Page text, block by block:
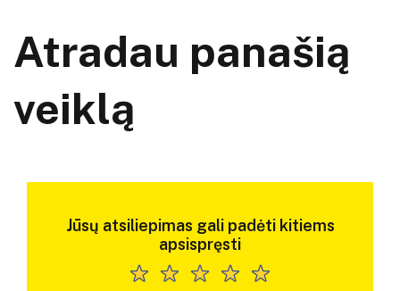
Atradau panašią
veiklą
Jūsų atsiliepimas gali padėti kitiems
apsispręsti